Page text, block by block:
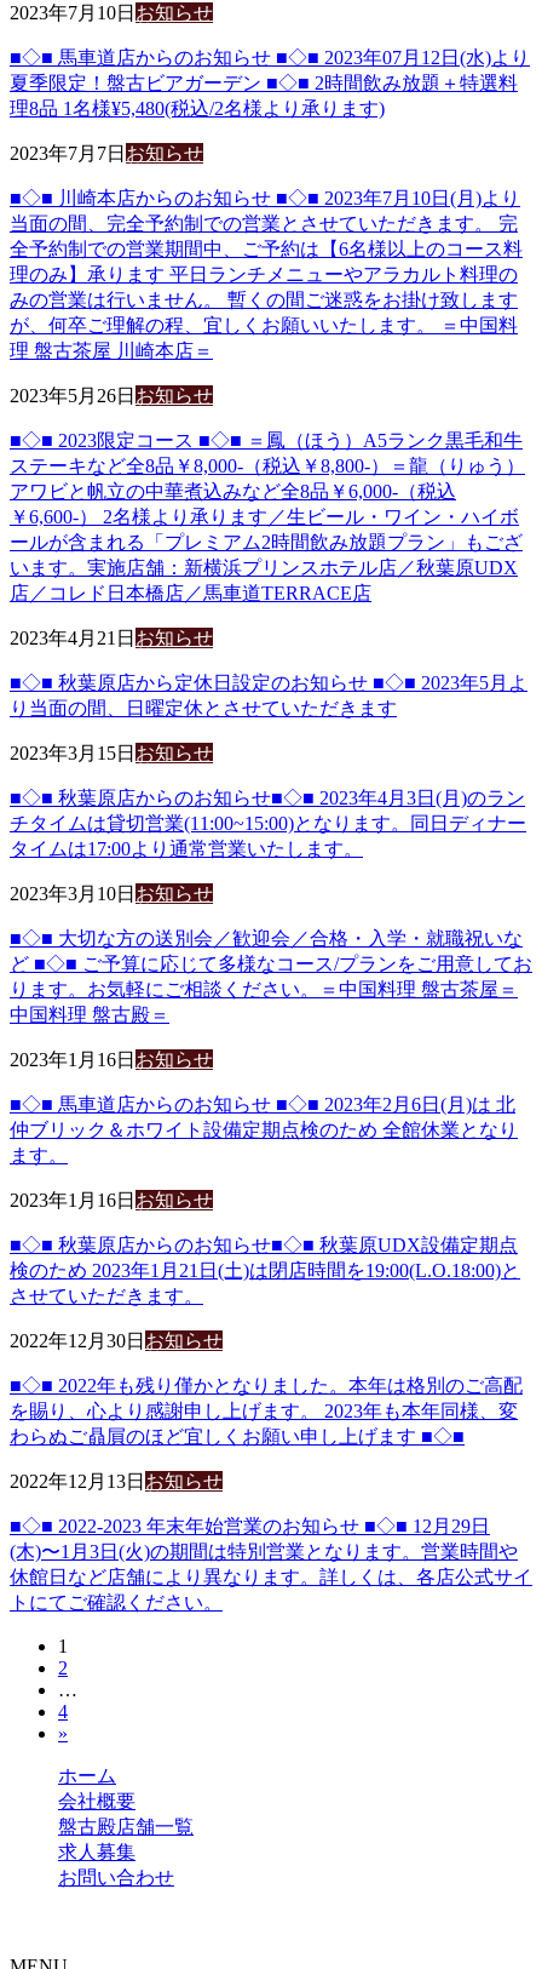
2023年7月10日 お知らせ
■◇■ 馬車道店からのお知らせ ■◇■ 2023年07月12日(水)より
夏季限定！盤古ビアガーデン ■◇■ 2時間飲み放題＋特選料
理8品 1名様¥5,480(税込/2名様より承ります)
2023年7月7日 お知らせ
■◇■ 川崎本店からのお知らせ ■◇■ 2023年7月10日(月)より
当面の間、完全予約制での営業とさせていただきます。 完
全予約制での営業期間中、ご予約は【6名様以上のコース料
理のみ】承ります 平日ランチメニューやアラカルト料理の
みの営業は行いません。 暫くの間ご迷惑をお掛け致します
が、何卒ご理解の程、宜しくお願いいたします。 ＝中国料
理 盤古茶屋 川崎本店＝
2023年5月26日 お知らせ
■◇■ 2023限定コース ■◇■ ＝鳳（ほう）A5ランク黒毛和牛
ステーキなど全8品￥8,000-（税込￥8,800-）＝龍（りゅう）
アワビと帆立の中華煮込みなど全8品￥6,000-（税込
￥6,600-） 2名様より承ります／生ビール・ワイン・ハイボ
ールが含まれる「プレミアム2時間飲み放題プラン」もござ
います。実施店舗：新横浜プリンスホテル店／秋葉原UDX
店／コレド日本橋店／馬車道TERRACE店
2023年4月21日 お知らせ
■◇■ 秋葉原店から定休日設定のお知らせ ■◇■ 2023年5月よ
り当面の間、日曜定休とさせていただきます
2023年3月15日 お知らせ
■◇■ 秋葉原店からのお知らせ■◇■ 2023年4月3日(月)のラン
チタイムは貸切営業(11:00~15:00)となります。同日ディナー
タイムは17:00より通常営業いたします。
2023年3月10日 お知らせ
■◇■ 大切な方の送別会／歓迎会／合格・入学・就職祝いな
ど ■◇■ ご予算に応じて多様なコース/プランをご用意してお
ります。お気軽にご相談ください。＝中国料理 盤古茶屋＝
中国料理 盤古殿＝
2023年1月16日 お知らせ
■◇■ 馬車道店からのお知らせ ■◇■ 2023年2月6日(月)は 北
仲ブリック＆ホワイト設備定期点検のため 全館休業となり
ます。
2023年1月16日 お知らせ
■◇■ 秋葉原店からのお知らせ■◇■ 秋葉原UDX設備定期点
検のため 2023年1月21日(土)は閉店時間を19:00(L.O.18:00)と
させていただきます。
2022年12月30日 お知らせ
■◇■ 2022年も残り僅かとなりました。本年は格別のご高配
を賜り、心より感謝申し上げます。 2023年も本年同様、変
わらぬご贔屓のほど宜しくお願い申し上げます ■◇■
2022年12月13日 お知らせ
■◇■ 2022-2023 年末年始営業のお知らせ ■◇■ 12月29日
(木)〜1月3日(火)の期間は特別営業となります。営業時間や
休館日など店舗により異なります。詳しくは、各店公式サイ
トにてご確認ください。
り
固
定
ペ
ー
ジ
1
固
定
ペ
ー
ジ
2
…
固
定
ー
ジ
4
»
ホーム
会社概要
盤古殿店舗一覧
求人募集
お問い合わせ